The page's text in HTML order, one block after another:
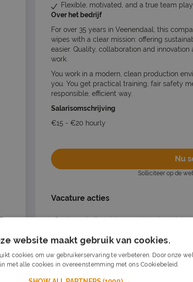
Flexible, motivated, and a true team
Over het bedrijf
For over 35 years in Veenendaal, this
wipes with a clear mission: offering
easier. Quality, collaboration and
work.
You work in a modern, clean production
you. You get practical training, fair safety
responsible, efficient way.
Salarisomschrijving
€15 - €20 hourly
Nu
Solliciteer op de
Vacature acties
Opslaan als favoriet Vacature delen
Dagelijks nieuwe vacatures in je
website maakt gebruik van cookies.
cookies om uw gebruikerservaring te verbeteren. Door onze
met alle cookies in overeenstemming met ons Cookiebeleid.